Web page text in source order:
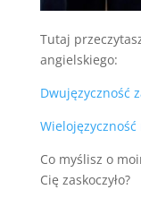
Tutaj
angielskiego:
Dwujęzyczność
Co myślisz o
Cię zaskoczyło?